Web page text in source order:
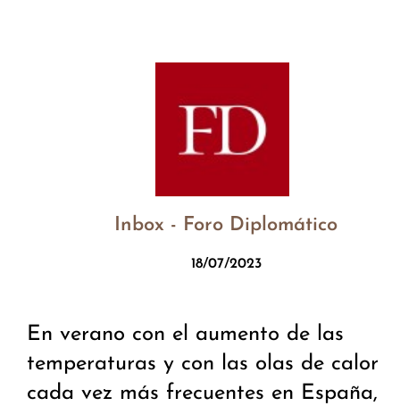
Inbox - Foro Diplomático
18/07/2023
En verano con el aumento de las
temperaturas y con las olas de calor
cada vez más frecuentes en España,